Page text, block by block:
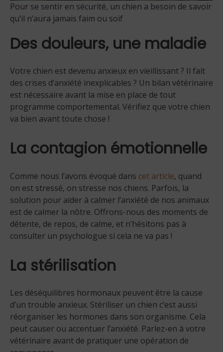
Pour se sentir en sécurité, un chien a besoin de savoir
qu’il n’aura jamais faim ou soif
Des douleurs, une maladie
Votre chien est devenu anxieux en vieillissant ? Il fait
des crises d’anxiété inexplicables ? Un bilan vétérinaire
est nécessaire avant la mise en place de tout
programme comportemental. Vérifiez que votre chien
va bien avant toute chose !
La contagion émotionnelle
Comme nous l’avons évoqué dans cet article, quand
on est stressé, on stresse nos chiens. Parfois, la
solution pour aider à calmer l’anxiété de nos animaux
est de calmer la nôtre. Offrons-nous des moments de
détente, de repos, de calme, et n’hésitons pas à
consulter un psychologue si cela ne va pas !
La stérilisation
Les déséquilibres hormonaux peuvent être la cause
d’un trouble anxieux. Stériliser un chien c’est aussi
réorganiser les hormones dans son organisme. Cela
peut causer ou accentuer l’anxiété. Parlez-en à votre
vétérinaire avant de pratiquer une opération de